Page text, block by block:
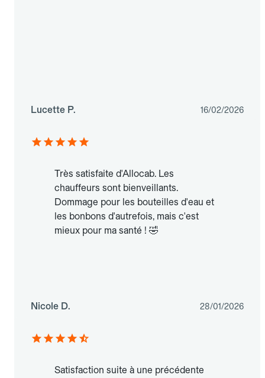
Lucette P. 16/02/2026
Très satisfaite d'Allocab. Les
chauffeurs sont bienveillants.
Dommage pour les bouteilles d'eau et
les bonbons d'autrefois, mais c'est
mieux pour ma santé ! 🤣
Nicole D. 28/01/2026
Satisfaction suite à une précédente